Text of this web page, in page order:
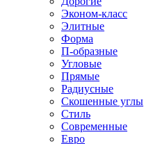
Эконом-класс
Элитные
Форма
П-образные
Угловые
Прямые
Радиусные
Скошенные углы
Стиль
Современные
Евро